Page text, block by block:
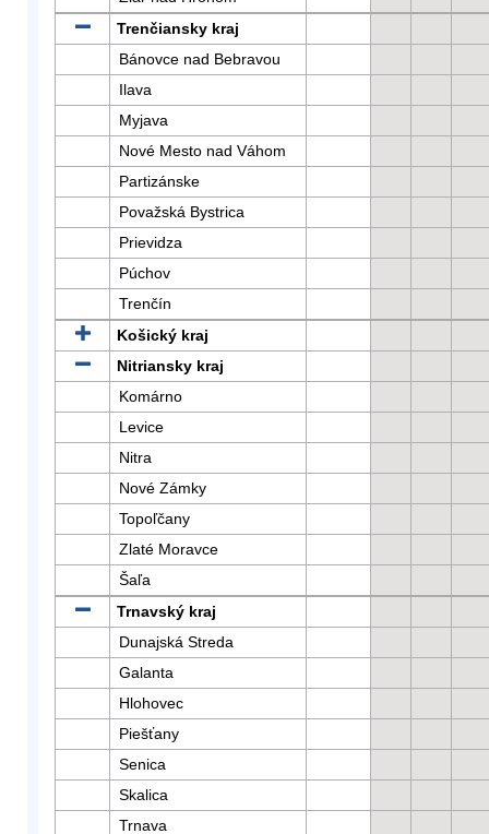
Trenčiansky kraj
Bánovce nad Bebravou
Ilava
Myjava
Nové Mesto nad Váhom
Partizánske
Považská Bystrica
Prievidza
Púchov
Trenčín
Košický kraj
Nitriansky kraj
Komárno
Levice
Nitra
Nové Zámky
Topoľčany
Zlaté Moravce
Šaľa
Trnavský kraj
Dunajská Streda
Galanta
Hlohovec
Piešťany
Senica
Skalica
Trnava